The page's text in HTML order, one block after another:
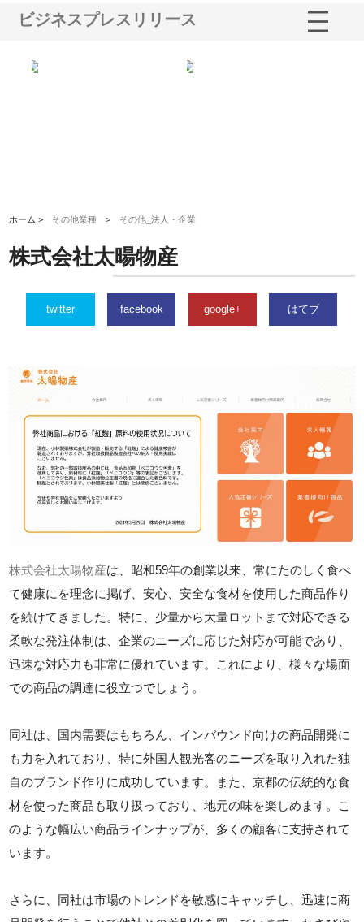
ビジネスプレスリリース
ホーム > その他業種 > その他_法人・企業
株式会社太暘物産
twitter facebook google+ はてブ
株式会社太暘物産は、昭和59年の創業以来、常にたのしく食べ
て健康にを理念に掲げ、安心、安全な食材を使用した商品作り
を続けてきました。特に、少量から大量ロットまで対応できる
柔軟な発注体制は、企業のニーズに応じた対応が可能であり、
迅速な対応力も非常に優れています。これにより、様々な場面
での商品の調達に役立つでしょう。
同社は、国内需要はもちろん、インバウンド向けの商品開発に
も力を入れており、特に外国人観光客のニーズを取り入れた独
自のブランド作りに成功しています。また、京都の伝統的な食
材を使った商品も取り扱っており、地元の味を楽しめます。こ
のような幅広い商品ラインナップが、多くの顧客に支持されて
います。
さらに、同社は市場のトレンドを敏感にキャッチし、迅速に商